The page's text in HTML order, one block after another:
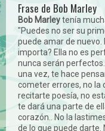
Frase de Bob Marley
Bob Marleytenía
"Puedes no ser su
puede amar de nuevo.
importa? Ella no es
nunca serán
una vez, te hace
cometer errores, no la
recitarte poesía, no
te dará una parte de
corazón.. No la
de lo que puede darte.